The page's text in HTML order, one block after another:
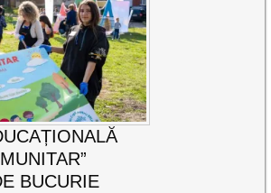
BUCURIE